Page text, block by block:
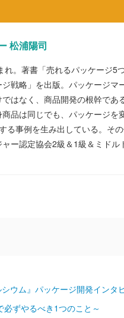
松浦陽司
れ。著書「売れるパッケージ5
戦略」を出版。パッケージマ
はなく、商品開発の根幹であ
品は同じでも、パッケージを
る事例を生み出している。そ
ー認定協会2級＆1級＆ミドル
ウム』パッケージ開発インタ
ずやるべき1つのこと～